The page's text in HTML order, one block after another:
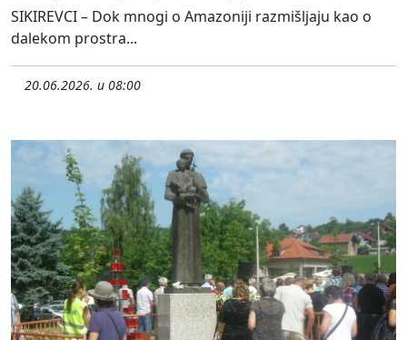
SIKIREVCI – Dok mnogi o Amazoniji razmišljaju kao o
dalekom prostra...
20.06.2026. u 08:00